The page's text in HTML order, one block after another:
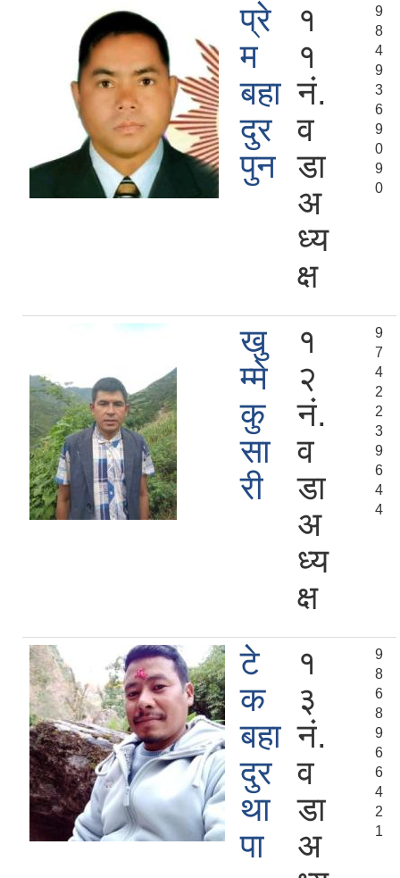
प्रे
म
बहा
दुर
पुन
१
१
नं.
व
डा
अ
ध्य
क्ष
9
8
4
9
3
6
9
0
9
0
खु
म्मे
कु
सा
री
१
२
नं.
व
डा
अ
ध्य
क्ष
9
7
4
2
2
3
9
6
4
4
टे
क
बहा
दुर
था
पा
१
३
नं.
व
डा
अ
9
8
6
8
9
6
6
4
2
1